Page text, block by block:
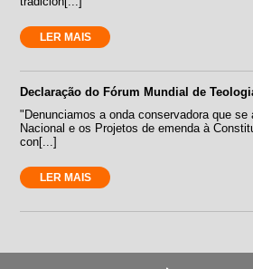
LER MAIS
Declaração do Fórum Mundial de
"Denunciamos a onda conservadora que se
Nacional e os Projetos de emenda à
con[...]
LER MAIS